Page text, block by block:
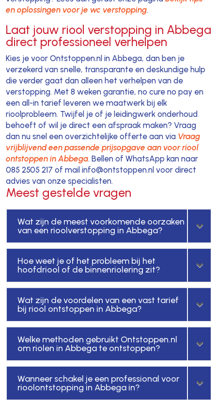
en oplossingen voor je wc verstopping.
Laat jouw riool verstopping in Abbega
direct professioneel verhelpen
Kies je voor Ontstoppen.nl in Abbega, dan ben je
verzekerd van snelle, transparante en deskundige hulp
die verder gaat dan alleen het verhelpen van de
verstopping. Met 8 weken garantie, no cure no pay en
een all-in tarief leveren we maatwerk bij elk
rioolprobleem. Twijfel je of je leidingwerk onderhoud
behoeft of wil je direct een afspraak maken? Vraag
dan nu snel een overzichtelijke offerte aan via Vraag
vrijblijvend een passende prijsopgave aan voor riool
ontstoppen in Abbega. Bellen of WhatsApp kan naar
085 2505 217 of mail info@ontstoppen.nl voor direct
advies van onze specialisten.
Meest gestelde vragen
Wat zijn de meest voorkomende oorzaken
van een rioolverstopping in Abbega?
Hoe weet je of het probleem bij het
hoofdriool of de binnenriolering zit?
Wat zijn de voordelen van een vast tarief
bij riool ontstoppen in Abbega?
Welke methoden gebruikt Ontstoppen.nl
om riolen in Abbega te ontstoppen?
Wanneer schakel je een professional voor
rioolontstopping in Abbega in?